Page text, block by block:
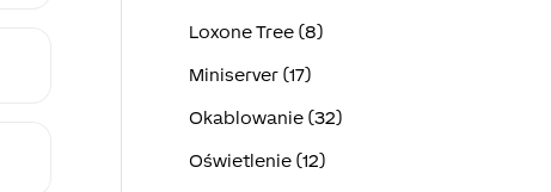
Loxone Tree (8)
Miniserver (17)
Okablowanie (32)
Oświetlenie (12)